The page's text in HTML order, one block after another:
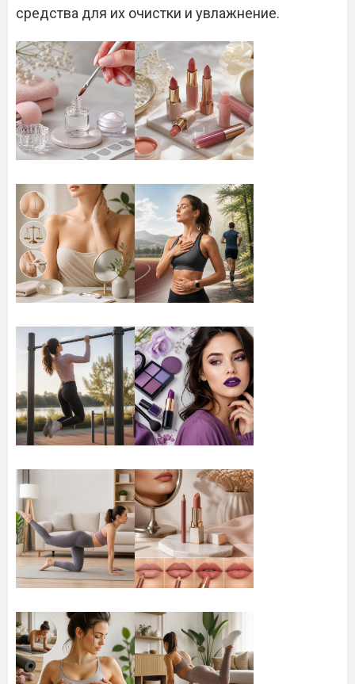
средства для их очистки и увлажнение.